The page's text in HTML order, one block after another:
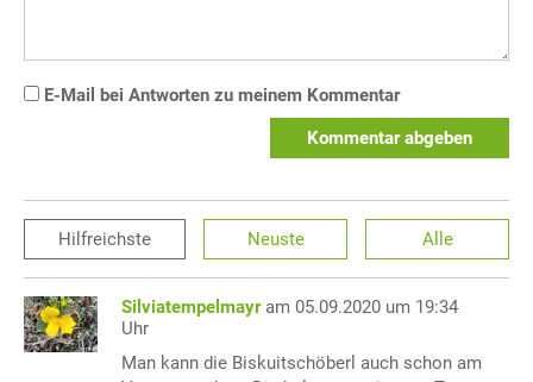
E-Mail bei Antworten zu meinem Kommentar
Kommentar abgeben
Hilfreichste Neuste Alle
Silviatempelmayr am 05.09.2020 um 19:34
Uhr
Man kann die Biskuitschöberl auch schon am